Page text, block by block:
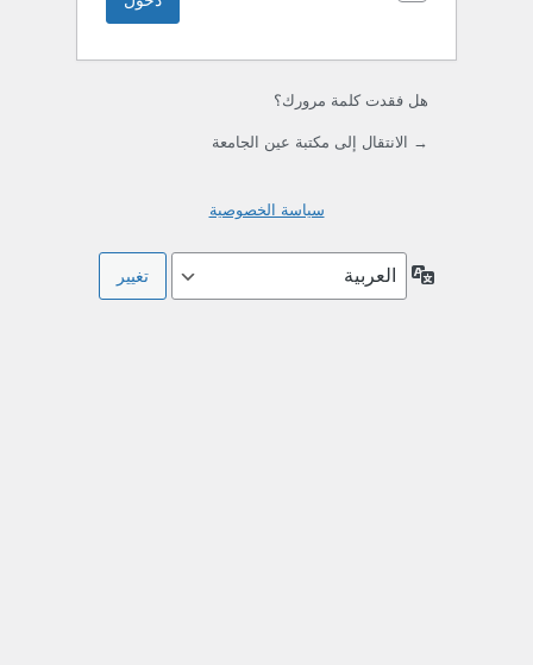
هل فقدت كلمة مرورك؟
→ الانتقال إلى مكتبة عين الجامعة
سياسة الخصوصية
اللغة